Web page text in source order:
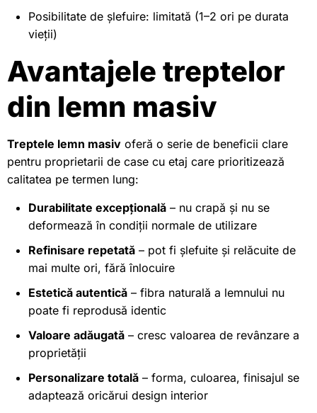
Posibilitate de șlefuire: limitată (1–2 ori pe durata
vieții)
Avantajele treptelor
din lemn masiv
Treptele lemn masiv oferă o serie de beneficii clare
pentru proprietarii de case cu etaj care prioritizează
calitatea pe termen lung:
Durabilitate excepțională – nu crapă și nu se
deformează în condiții normale de utilizare
Refinisare repetată – pot fi șlefuite și relăcuite de
mai multe ori, fără înlocuire
Estetică autentică – fibra naturală a lemnului nu
poate fi reprodusă identic
Valoare adăugată – cresc valoarea de revânzare a
proprietății
Personalizare totală – forma, culoarea, finisajul se
adaptează oricărui design interior